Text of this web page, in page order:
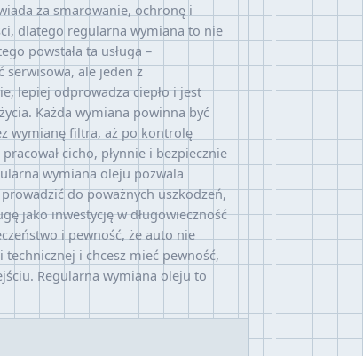
za smarowanie, ochronę i
dlatego regularna wymiana to nie
powstała ta usługa –
ale jeden z
lepiej odprowadza ciepło i jest
Każda wymiana powinna być
wymianę filtra, aż po kontrolę
cicho, płynnie i bezpiecznie
wymiana oleju pozwala
do poważnych uszkodzeń,
jako inwestycję w długowieczność
i pewność, że auto nie
i chcesz mieć pewność,
Regularna wymiana oleju to